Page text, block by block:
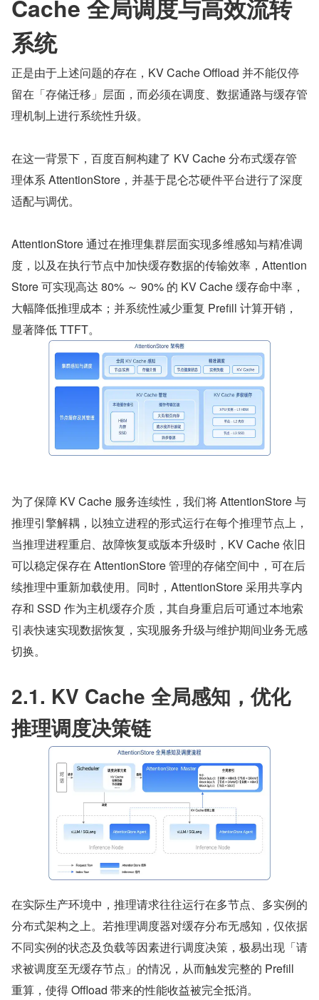
Cache 全局调度与高效流转
系统
正是由于上述问题的存在，KV Cache Offload 并不能仅停
留在「存储迁移」层面，而必须在调度、数据通路与缓存管
理机制上进行系统性升级。
在这一背景下，百度百舸构建了 KV Cache 分布式缓存管
理体系 AttentionStore，并基于昆仑芯硬件平台进行了深度
适配与调优。
AttentionStore 通过在推理集群层面实现多维感知与精准调
度，以及在执行节点中加快缓存数据的传输效率，Attention
Store 可实现高达 80% ～ 90% 的 KV Cache 缓存命中率，
大幅降低推理成本；并系统性减少重复 Prefill 计算开销，
显著降低 TTFT。
为了保障 KV Cache 服务连续性，我们将 AttentionStore 与
推理引擎解耦，以独立进程的形式运行在每个推理节点上，
当推理进程重启、故障恢复或版本升级时，KV Cache 依旧
可以稳定保存在 AttentionStore 管理的存储空间中，可在后
续推理中重新加载使用。同时，AttentionStore 采用共享内
存和 SSD 作为主机缓存介质，其自身重启后可通过本地索
引表快速实现数据恢复，实现服务升级与维护期间业务无感
切换。
2.1. KV Cache 全局感知，优化
推理调度决策链
在实际生产环境中，推理请求往往运行在多节点、多实例的
分布式架构之上。若推理调度器对缓存分布无感知，仅依据
不同实例的状态及负载等因素进行调度决策，极易出现「请
求被调度至无缓存节点」的情况，从而触发完整的 Prefill
重算，使得 Offload 带来的性能收益被完全抵消。